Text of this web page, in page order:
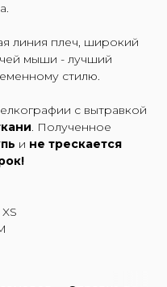
линия плеч, широкий
мыши - лучший
стилю.
с вытравкой
. Полученное
и не трескается